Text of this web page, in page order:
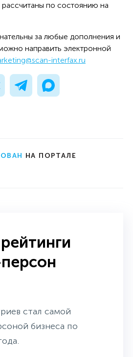
по состоянию на
за любые дополнения и
направить электронной
interfax.ru
НА ПОРТАЛЕ
стал самой
бизнеса по